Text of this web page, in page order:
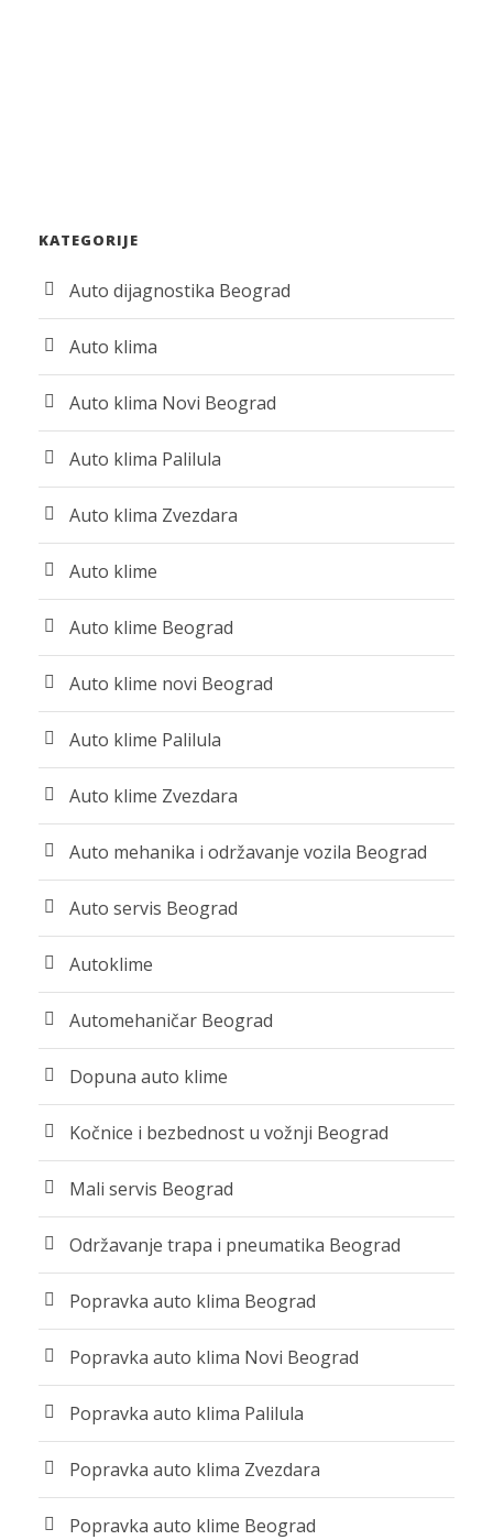
KATEGORIJE
Auto dijagnostika Beograd
Auto klima
Auto klima Novi Beograd
Auto klima Palilula
Auto klima Zvezdara
Auto klime
Auto klime Beograd
Auto klime novi Beograd
Auto klime Palilula
Auto klime Zvezdara
Auto mehanika i održavanje vozila Beograd
Auto servis Beograd
Autoklime
Automehaničar Beograd
Dopuna auto klime
Kočnice i bezbednost u vožnji Beograd
Mali servis Beograd
Održavanje trapa i pneumatika Beograd
Popravka auto klima Beograd
Popravka auto klima Novi Beograd
Popravka auto klima Palilula
Popravka auto klima Zvezdara
Popravka auto klime Beograd